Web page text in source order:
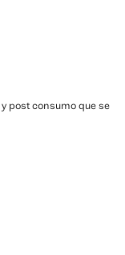
post consumo que se